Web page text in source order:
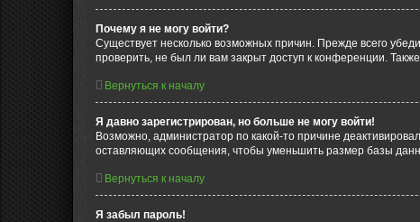
Почему я не могу войти?
Существует несколько возможных причин. Прежде всего
проверить, не был ли вам закрыт доступ к конференции.
Вернуться к началу
Я давно зарегистрирован, но больше не могу войти!
Возможно, администратор по какой-то причине
оставляющих сообщения, чтобы уменьшить размер базы
Вернуться к началу
Я забыл пароль!